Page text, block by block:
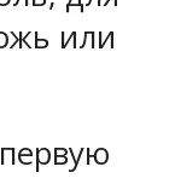
или